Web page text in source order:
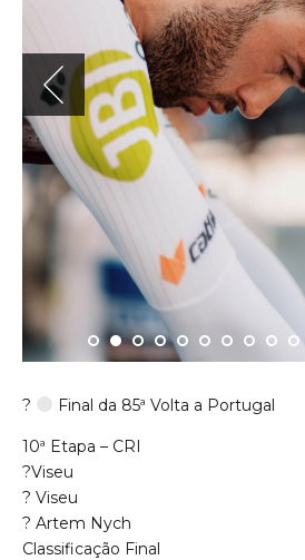
? Final da 85ª Volta a Portugal
10ª Etapa – CRI
?Viseu
? Viseu
? Artem Nych
Classificação Final